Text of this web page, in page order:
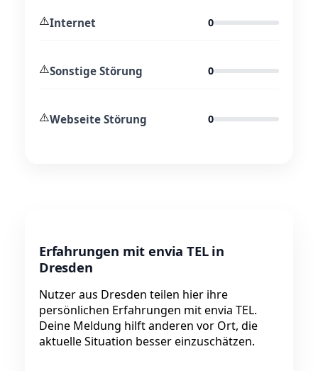
⚠️Internet 0
⚠️Sonstige Störung 0
⚠️Webseite Störung 0
Erfahrungen mit envia TEL in
Dresden
Nutzer aus Dresden teilen hier ihre
persönlichen Erfahrungen mit envia TEL.
Deine Meldung hilft anderen vor Ort, die
aktuelle Situation besser einzuschätzen.